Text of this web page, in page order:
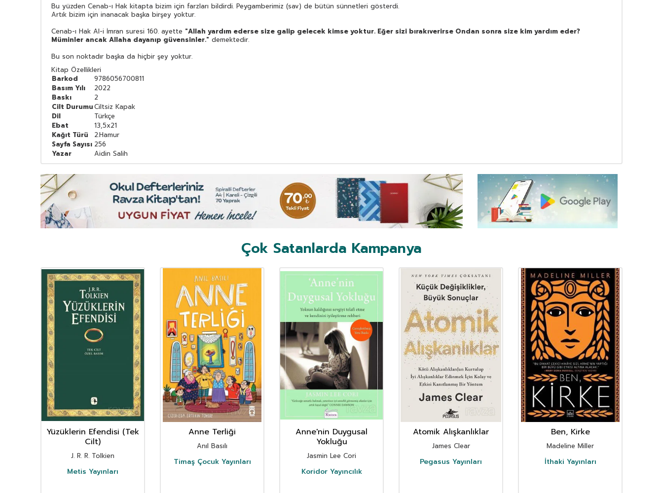
Bu yüzden Cenab-ı Hak kitapta bizim için farzları bildirdi. Peygamberimiz (sav) de bütün sünnetleri gösterdi.
Artık bizim için inanacak başka birşey yoktur.
Cenab-ı Hak Al-i İmran suresi 160. ayette "Allah yardım ederse size galip gelecek kimse yoktur. Eğer sizi bırakıverirse Ondan sonra size kim yardım eder?
Müminler ancak Allaha dayanıp güvensinler." demektedir.
Bu son noktadır başka da hiçbir şey yoktur.
Kitap Özellikleri
Barkod
9786056700811
Basım Yılı
2022
Baskı
2
Cilt DurumuCiltsiz Kapak
Dil
Türkçe
Ebat
13,5x21
Kağıt Türü
2.Hamur
Sayfa Sayısı 256
Yazar
Aidin Salih
Çok Satanlarda Kampanya
Yüzüklerin Efendisi (Tek
Cilt)
J. R. R. Tolkien
Metis Yayınları
Anne Terliği
Anıl Basılı
Timaş Çocuk Yayınları
Anne'nin Duygusal
Yokluğu
Jasmin Lee Cori
Koridor Yayıncılık
Atomik Alışkanlıklar
James Clear
Pegasus Yayınları
Ben, Kirke
Madeline Miller
İthaki Yayınları